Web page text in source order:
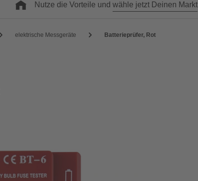
Nutze die Vorteile und wähle jetzt Deinen Markt
elektrische Messgeräte Batterieprüfer, Rot